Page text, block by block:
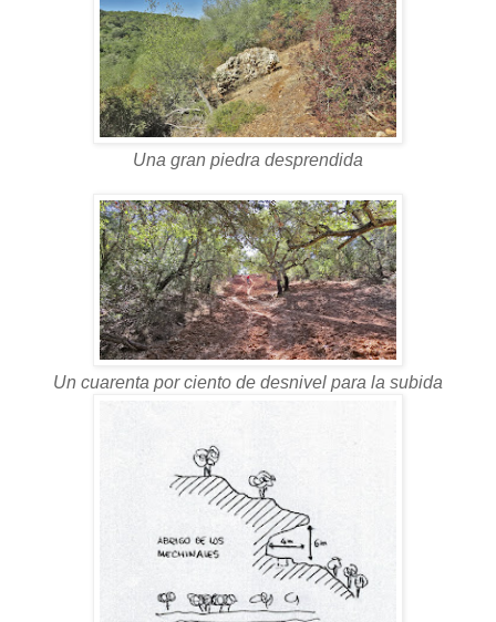
Una gran piedra desprendida
Un cuarenta por ciento de desnivel para la subida